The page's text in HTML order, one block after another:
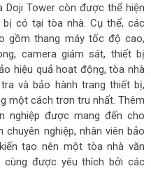
Doji Tower còn được thể hiện
có tại tòa nhà. Cụ thể, các
gồm thang máy tốc độ cao,
camera giám sát, thiết bị
hiệu quả hoạt động, tòa nhà
và bảo hành trang thiết bị,
một cách trơn tru nhất. Thêm
nghiệp được mang đến cho
nghiệp, nhân viên bảo
tạo nên một tòa nhà văn
cùng được yêu thích bởi các